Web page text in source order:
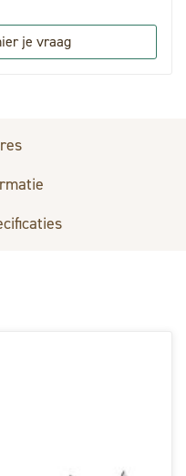
je vraag